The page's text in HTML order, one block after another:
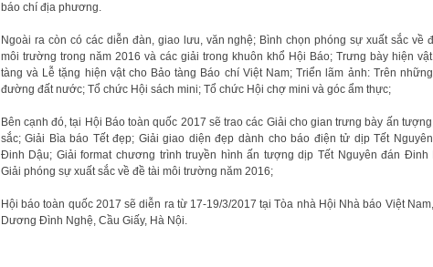
báo chí địa phương.
Ngoài ra còn có các diễn đàn, giao lưu, văn nghệ; Bình chọn phóng sự xuất sắc về
môi trường trong năm 2016 và các giải trong khuôn khổ Hội Báo; Trưng bày hiện
tàng và Lễ tặng hiện vật cho Bảo tàng Báo chí Việt Nam; Triển lãm ảnh: Trên
đường đất nước; Tổ chức Hội sách mini; Tổ chức Hội chợ mini và góc ẩm thực;
Bên cạnh đó, tại Hội Báo toàn quốc 2017 sẽ trao các Giải cho gian trưng bày ấn
sắc; Giải Bìa báo Tết đẹp; Giải giao diện đẹp dành cho báo điện tử dịp Tết
Đinh Dậu; Giải format chương trình truyền hình ấn tượng dịp Tết Nguyên đán Đinh
Giải phóng sự xuất sắc về đề tài môi trường năm 2016;
Hội báo toàn quốc 2017 sẽ diễn ra từ 17-19/3/2017 tại Tòa nhà Hội Nhà báo Việt
Dương Đình Nghệ, Cầu Giấy, Hà Nội.